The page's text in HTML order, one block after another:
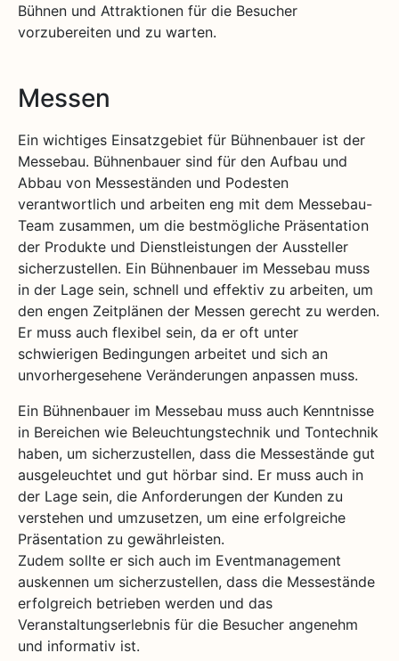
Bühnen und Attraktionen für die Besucher
vorzubereiten und zu warten.
Messen
Ein wichtiges Einsatzgebiet für Bühnenbauer ist der
Messebau. Bühnenbauer sind für den Aufbau und
Abbau von Messeständen und Podesten
verantwortlich und arbeiten eng mit dem Messebau-
Team zusammen, um die bestmögliche Präsentation
der Produkte und Dienstleistungen der Aussteller
sicherzustellen. Ein Bühnenbauer im Messebau muss
in der Lage sein, schnell und effektiv zu arbeiten, um
den engen Zeitplänen der Messen gerecht zu werden.
Er muss auch flexibel sein, da er oft unter
schwierigen Bedingungen arbeitet und sich an
unvorhergesehene Veränderungen anpassen muss.
Ein Bühnenbauer im Messebau muss auch Kenntnisse
in Bereichen wie Beleuchtungstechnik und Tontechnik
haben, um sicherzustellen, dass die Messestände gut
ausgeleuchtet und gut hörbar sind. Er muss auch in
der Lage sein, die Anforderungen der Kunden zu
verstehen und umzusetzen, um eine erfolgreiche
Präsentation zu gewährleisten.
Zudem sollte er sich auch im Eventmanagement
auskennen um sicherzustellen, dass die Messestände
erfolgreich betrieben werden und das
Veranstaltungserlebnis für die Besucher angenehm
und informativ ist.